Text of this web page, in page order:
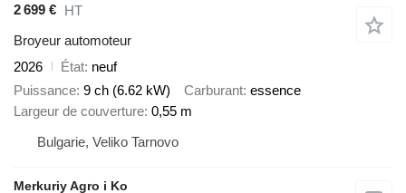
2 699 €
HT
Broyeur automoteur
2026
État neuf
Puissance 9 ch (6.62 kW) Carburant essence
Largeur de couverture 0,55 m
Bulgarie, Veliko Tarnovo
Merkuriy Agro i Ko